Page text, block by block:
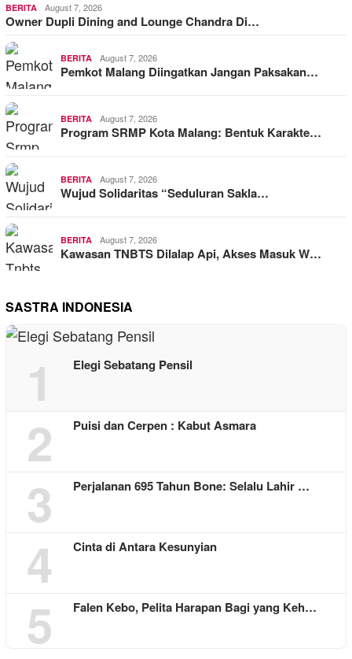
BERITA August 7, 2026
Owner Dupli Dining and Lounge Chandra Di…
BERITA August 7, 2026
Pemkot Malang Diingatkan Jangan Paksakan…
BERITA August 7, 2026
Program SRMP Kota Malang: Bentuk Karakte…
BERITA August 7, 2026
Wujud Solidaritas “Seduluran Sakla…
BERITA August 7, 2026
Kawasan TNBTS Dilalap Api, Akses Masuk W…
SASTRA INDONESIA
1 Elegi Sebatang Pensil
2 Puisi dan Cerpen : Kabut Asmara
3 Perjalanan 695 Tahun Bone: Selalu Lahir …
4 Cinta di Antara Kesunyian
5 Falen Kebo, Pelita Harapan Bagi yang Keh…